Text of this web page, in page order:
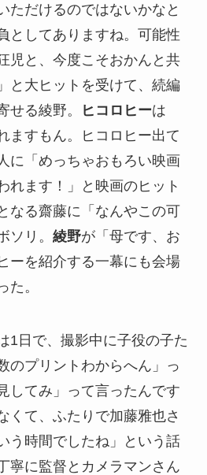
ただけるのではないかなと
としてありますね。可能性
児と、今度こそおかんと共
と大ヒットを受けて、続編
せる綾野。
ヒコロヒーは
ますもん。ヒコロヒー出て
に「めっちゃおもろい映画
れます！」と映画のヒット
なる齋藤に「なんやこの可
ソリ。 綾野が「母です、お
ーを紹介する一幕にも会場
た。
1日で、撮影中に子役の子た
のプリントわからへん」っ
してみ」って言ったんです
くて、ふたりで加藤雅也さ
う時間でしたね」という話
寧に監督とカメラマンさん